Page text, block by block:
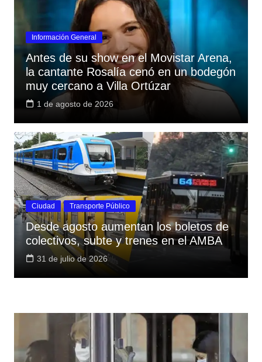
Información General
Antes de su show en el Movistar Arena,
la cantante Rosalía cenó en un bodegón
muy cercano a Villa Ortúzar
1 de agosto de 2026
Ciudad Transporte Público
Desde agosto aumentan los boletos de
colectivos, subte y trenes en el AMBA
31 de julio de 2026